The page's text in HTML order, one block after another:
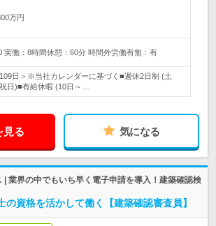
万円
実働：8時間休憩：60分 時間外労働有無：有
日＞※当社カレンダーに基づく■週休2日制 (土
日)■有給休暇 (10日～…
見る 気になる
| 業界の中でもいち早く電子申請を導入！建築確認検
資格を活かして働く【建築確認審査員】